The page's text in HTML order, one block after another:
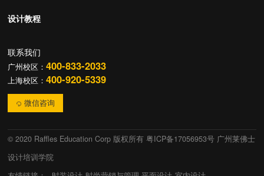
设计教程
联系我们
广州校区：400-833-2033
上海校区：400-920-5339
微信咨询
© 2020 Raffles Education Corp 版权所有粤ICP备17056953号 广州莱佛士
设计培训学院